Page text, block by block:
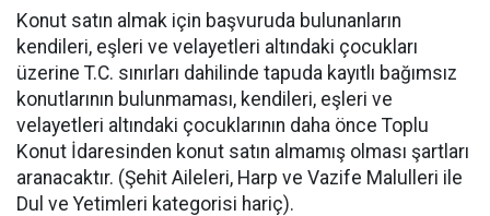
Konut satın almak için başvuruda bulunanların
kendileri, eşleri ve velayetleri altındaki çocukları
üzerine T.C. sınırları dahilinde tapuda kayıtlı bağımsız
konutlarının bulunmaması, kendileri, eşleri ve
velayetleri altındaki çocuklarının daha önce Toplu
Konut İdaresinden konut satın almamış olması şartları
aranacaktır. (Şehit Aileleri, Harp ve Vazife Malulleri ile
Dul ve Yetimleri kategorisi hariç).